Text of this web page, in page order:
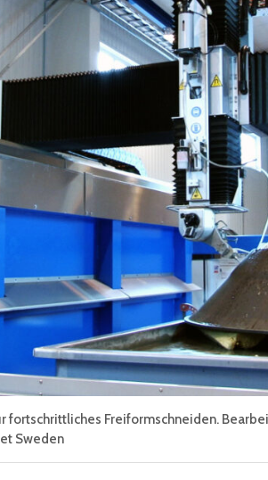
fortschrittliches Freiformschneiden.
Sweden